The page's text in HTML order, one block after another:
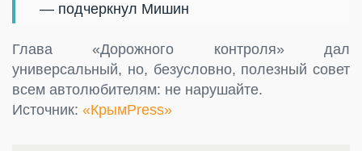
— подчеркнул Мишин
Глава «Дорожного контроля» дал
универсальный, но, безусловно, полезный совет
всем автолюбителям: не нарушайте.
Источник: «КрымPress»